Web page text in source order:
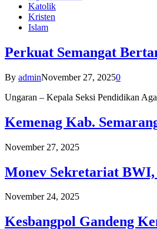
Katolik
Kristen
Islam
Perkuat Semangat
By adminNovember 27, 20250
Ungaran – Kepala Seksi Pendidikan
Kemenag Kab.
November 27, 2025
Monev Sekretariat
November 24, 2025
Kesbangpol Gandeng